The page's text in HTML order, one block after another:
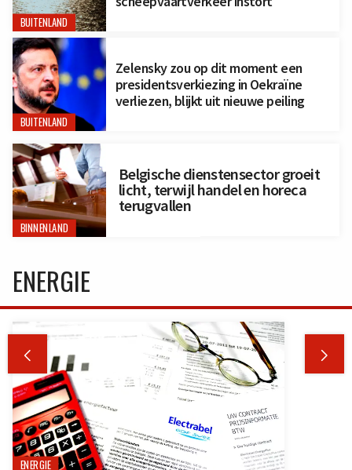
BUITENLAND
BUITENLAND
Zelensky zou op dit moment een
presidentsverkiezing in Oekraïne
verliezen, blijkt uit nieuwe peiling
BINNENLAND
Belgische dienstensector groeit
licht, terwijl handel en horeca
terugvallen
ENERGIE
 
ENERGIE